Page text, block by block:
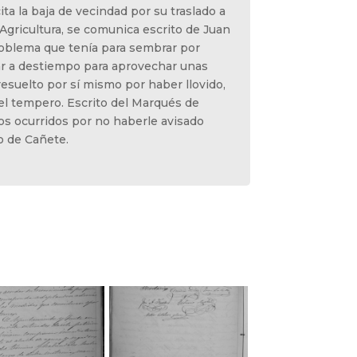
la baja de vecindad por su traslado a
se comunica escrito de Juan
que tenía para sembrar por
a destiempo para aprovechar unas
por sí mismo por haber llovido,
tempero. Escrito del Marqués de
ocurridos por no haberle avisado
de Cañete.